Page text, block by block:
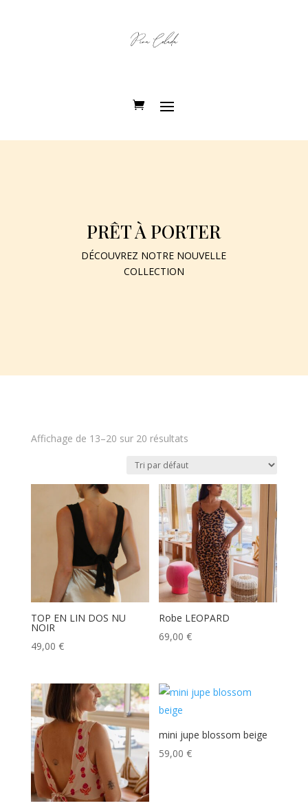
PRÊT À PORTER
DÉCOUVREZ NOTRE NOUVELLE
COLLECTION
Affichage de 13–20 sur 20 résultats
TOP EN LIN DOS NU
NOIR
49,00 €
Robe LEOPARD
69,00€
mini jupe blossom beige
59,00€